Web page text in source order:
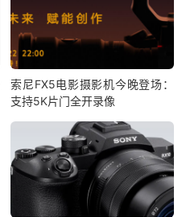
索尼FX5电影摄影机今晚登场：
支持5K片门全开录像